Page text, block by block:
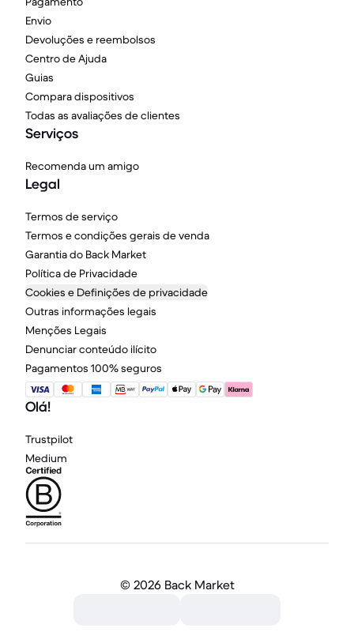
Envio
Devoluções e reembolsos
Centro de Ajuda
Guias
Compara dispositivos
Todas as avaliações de clientes
Serviços
Recomenda um amigo
Legal
Termos de serviço
Termos e condições gerais de venda
Garantia do Back Market
Política de Privacidade
Cookies e Definições de privacidade
Outras informações legais
Menções Legais
Denunciar conteúdo ilícito
Pagamentos 100% seguros
Olá!
Trustpilot
Medium
© 2026 Back Market